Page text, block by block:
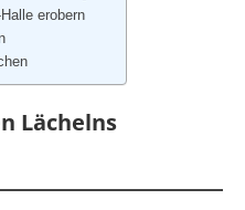
erobern
Lächelns